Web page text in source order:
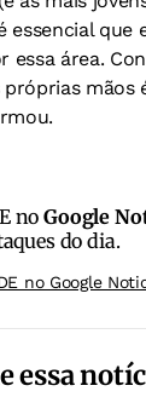
essencial que
essa área.
mãos
noGoogle
do dia.
no Google
essa